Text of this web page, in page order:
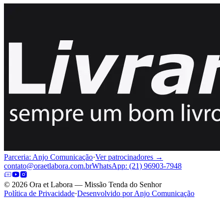
Parceria: Anjo Comunicação·Ver patrocinadores →
contato@oraetlabora.com.brWhatsApp: (21) 96903-7948
© 2026 Ora et Labora — Missão Tenda do Senhor
Política de Privacidade·Desenvolvido por Anjo Comunicação